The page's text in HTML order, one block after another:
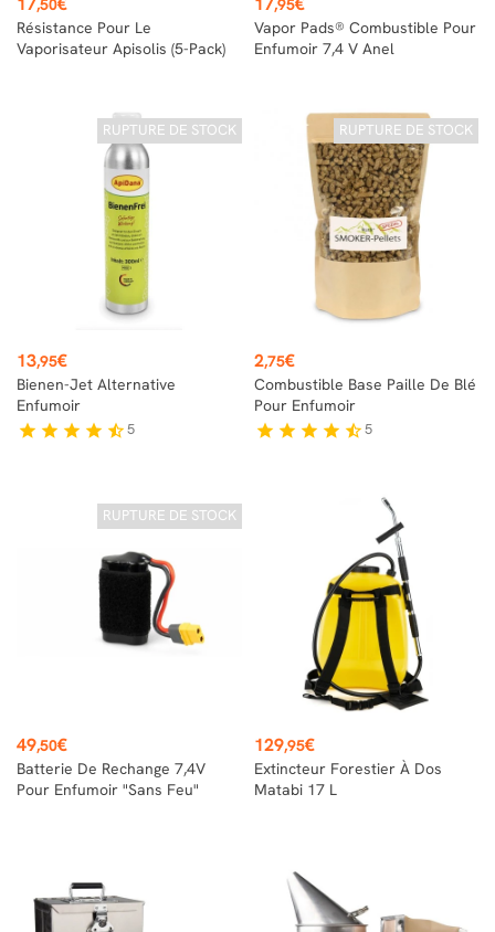
,50
Résistance Pour Le
Vaporisateur Apisolis (5-Pack)
,95
Vapor Pads® Combustible Pour
Enfumoir 7,4 V Anel
RUPTURE DE STOCK
Prix
13,95€
Bienen-Jet Alternative
Enfumoir
star star star star star_half5
RUPTURE DE STOCK
Prix
2,75€
Combustible Base Paille De Blé
Pour Enfumoir
star star star star star_half5
RUPTURE DE STOCK
Prix
49,50€
Batterie De Rechange 7,4V
Pour Enfumoir "Sans Feu"
Prix
129,95€
Extincteur Forestier À Dos
Matabi 17 L